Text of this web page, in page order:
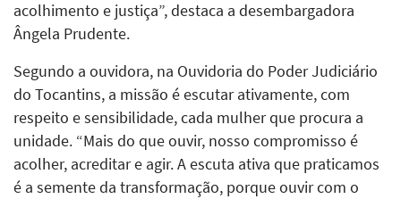
acolhimento e justiça”, destaca a desembargadora
Ângela Prudente.
Segundo a ouvidora, na Ouvidoria do Poder Judiciário
do Tocantins, a missão é escutar ativamente, com
respeito e sensibilidade, cada mulher que procura a
unidade. “Mais do que ouvir, nosso compromisso é
acolher, acreditar e agir. A escuta ativa que praticamos
é a semente da transformação, porque ouvir com o